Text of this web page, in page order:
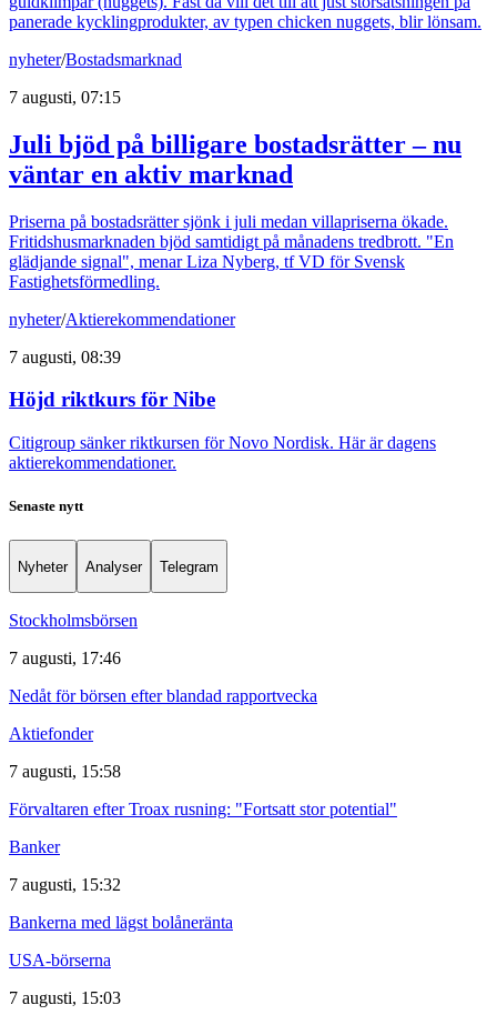
panerade kycklingprodukter, av typen chicken nuggets, blir lönsam.
nyheter/Bostadsmarknad
7 augusti, 07:15
Juli bjöd på billigare bostadsrätter – nu
väntar en aktiv marknad
Priserna på bostadsrätter sjönk i juli medan villapriserna ökade.
Fritidshusmarknaden bjöd samtidigt på månadens tredbrott. "En
glädjande signal", menar Liza Nyberg, tf VD för Svensk
Fastighetsförmedling.
nyheter/Aktierekommendationer
7 augusti, 08:39
Höjd riktkurs för Nibe
Citigroup sänker riktkursen för Novo Nordisk. Här är dagens
aktierekommendationer.
Senaste nytt
Nyheter Analyser Telegram
Stockholmsbörsen
7 augusti, 17:46
Nedåt för börsen efter blandad rapportvecka
Aktiefonder
7 augusti, 15:58
Förvaltaren efter Troax rusning: "Fortsatt stor potential"
Banker
7 augusti, 15:32
Bankerna med lägst bolåneränta
USA-börserna
7 augusti, 15:03